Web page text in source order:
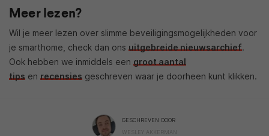
Meer lezen?
Wil je meer lezen over slimme beveiligingsmogelijkheden voor
je smarthome, check dan ons uitgebreide nieuwsarchief.
Ook hebben we inmiddels een groot aantal
tips en recensies geschreven waar je doorheen kunt klikken.
GESCHREVEN DOOR
WESLEY AKKERMAN